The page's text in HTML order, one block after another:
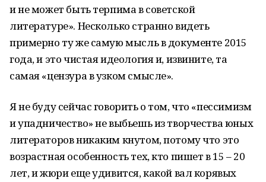
и не может быть терпима в советской
литературе». Несколько странно видеть
примерно ту же самую мысль в документе 2015
года, и это чистая идеология и, извините, та
самая «цензура в узком смысле».
Я не буду сейчас говорить о том, что «пессимизм
и упадничество» не выбьешь из творчества юных
литераторов никаким кнутом, потому что это
возрастная особенность тех, кто пишет в 15 – 20
лет, и жюри еще удивится, какой вал корявых